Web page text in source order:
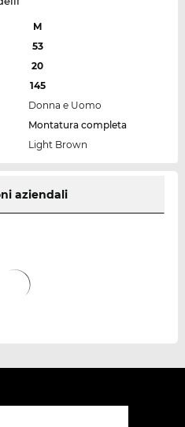
M
53
20
145
Donna e Uomo
Montatura completa
Light Brown
aziendali